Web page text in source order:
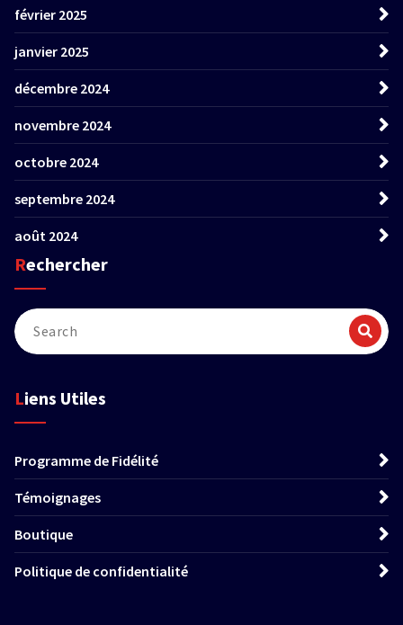
février 2025
janvier 2025
décembre 2024
novembre 2024
octobre 2024
septembre 2024
août 2024
Rechercher
Liens Utiles
Programme de Fidélité
Témoignages
Boutique
Politique de confidentialité